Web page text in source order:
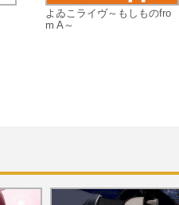
よゐこライヴ～もしものfro
m A～